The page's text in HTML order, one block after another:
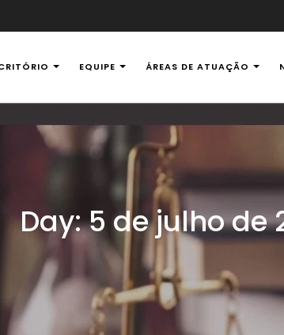
Ambiental
EQUIPE ÁREAS DE ATUAÇÃO
Day:5 de julho de